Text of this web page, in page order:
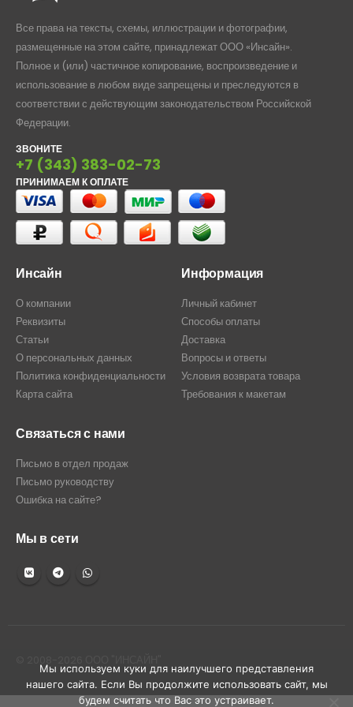
Все права на тексты, схемы, иллюстрации и фотографии,
размещенные на этом сайте, принадлежат ООО «Инсайн».
Полное и (или) частичное копирование, воспроизведение и
использование в любом виде запрещены и преследуются в
соответствии с действующим законодательством Российской
Федерации.
ЗВОНИТЕ
+7 (343) 383-02-73
ПРИНИМАЕМ К ОПЛАТЕ
Инсайн
О компании
Реквизиты
Статьи
О персональных данных
Политика конфиденциальности
Карта сайта
Информация
Личный кабинет
Способы оплаты
Доставка
Вопросы и ответы
Условия возврата товара
Требования к макетам
Связаться с нами
Письмо в отдел продаж
Письмо руководству
Ошибка на сайте?
Мы в сети
Мы используем куки для наилучшего представления
нашего сайта. Если Вы продолжите использовать сайт, мы
будем считать что Вас это устраивает.